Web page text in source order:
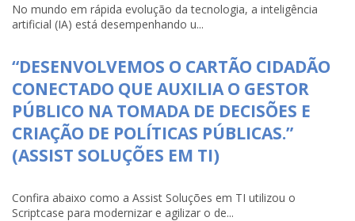
No mundo em rápida evolução da tecnologia, a inteligência
artificial (IA) está desempenhando u...
“DESENVOLVEMOS O CARTÃO CIDADÃO
CONECTADO QUE AUXILIA O GESTOR
PÚBLICO NA TOMADA DE DECISÕES E
CRIAÇÃO DE POLÍTICAS PÚBLICAS.”
(ASSIST SOLUÇÕES EM TI)
Confira abaixo como a Assist Soluções em TI utilizou o
Scriptcase para modernizar e agilizar o de...